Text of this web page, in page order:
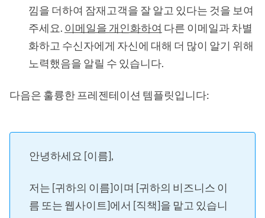
낌을 더하여 잠재고객을 잘 알고 있다는 것을 보여
주세요. 이메일을 개인화하여 다른 이메일과 차별
화하고 수신자에게 자신에 대해 더 많이 알기 위해
노력했음을 알릴 수 있습니다.
다음은 훌륭한 프레젠테이션 템플릿입니다:
안녕하세요 [이름],
저는 [귀하의 이름]이며 [귀하의 비즈니스 이
름 또는 웹사이트]에서 [직책]을 맡고 있습니